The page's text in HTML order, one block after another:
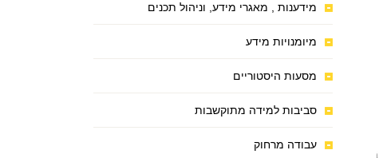
מידענות , מאגרי מידע, וניהול תכנים
מיומנויות מידע
מסעות היסטוריים
סביבות למידה מתוקשבות
עבודה מרחוק